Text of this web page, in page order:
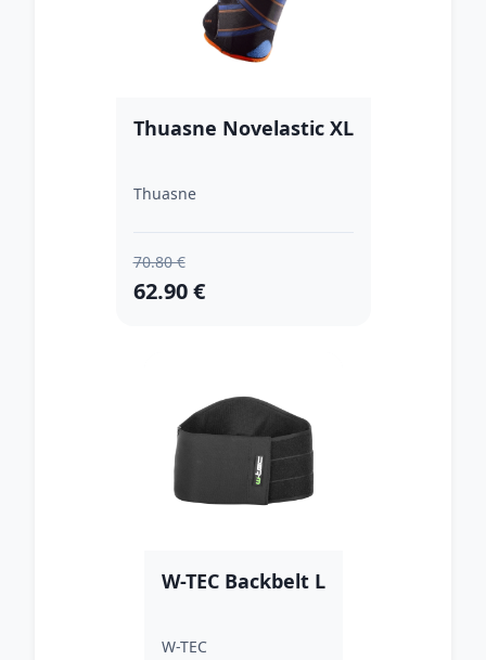
Thuasne Novelastic XL
Thuasne
70.80 €
62.90 €
W-TEC Backbelt L
W-TEC